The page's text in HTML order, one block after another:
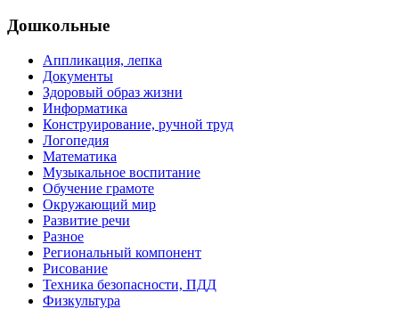
Дошкольные
Аппликация, лепка
Документы
Здоровый образ жизни
Информатика
Конструирование, ручной труд
Логопедия
Математика
Музыкальное воспитание
Обучение грамоте
Окружающий мир
Развитие речи
Разное
Региональный компонент
Рисование
Техника безопасности, ПДД
Физкультура